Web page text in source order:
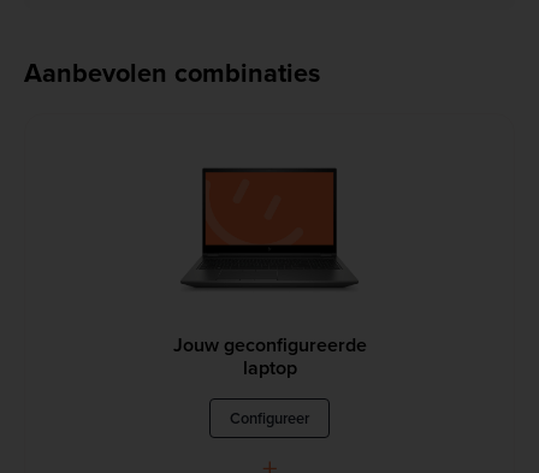
Aanbevolen combinaties
Jouw geconfigureerde
laptop
Configureer